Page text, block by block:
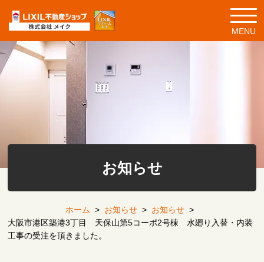
MENU
お知らせ
ホーム > お知らせ > お知らせ >
大阪市港区築港3丁目 天保山第5コーポ2号棟 水廻り入替・内装
工事の受注を頂きました。